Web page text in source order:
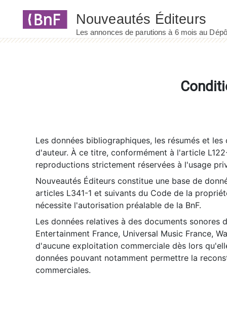
Les données bibliographiques, les résumés et
d'auteur. À ce titre, conformément à l'article
reproductions strictement réservées à l'usage
Nouveautés Éditeurs constitue une base de
articles L341-1 et suivants du Code de la
nécessite l'autorisation préalable de la BnF.
Les données relatives à des documents sonores
Entertainment France, Universal Music France,
d'aucune exploitation commerciale dès lors
données pouvant notamment permettre la
commerciales.